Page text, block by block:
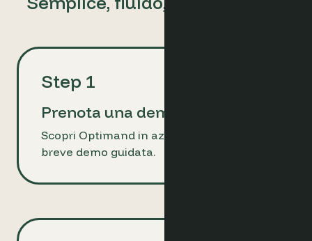
Step 1
Prenota una demo
Scopri Optimand in azione con una
breve demo guidata.